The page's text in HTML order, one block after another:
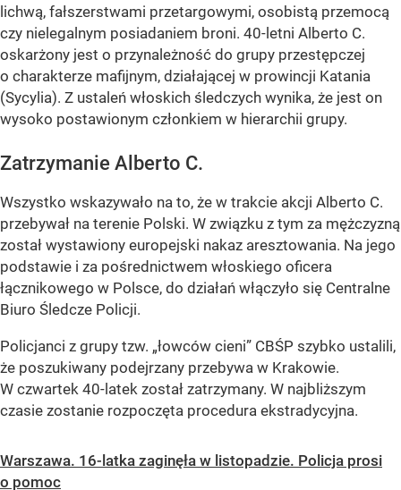
lichwą, fałszerstwami przetargowymi, osobistą przemocą
czy nielegalnym posiadaniem broni. 40-letni Alberto C.
oskarżony jest o przynależność do grupy przestępczej
o charakterze mafijnym, działającej w prowincji Katania
(Sycylia). Z ustaleń włoskich śledczych wynika, że jest on
wysoko postawionym członkiem w hierarchii grupy.
Zatrzymanie Alberto C.
Wszystko wskazywało na to, że w trakcie akcji Alberto C.
przebywał na terenie Polski. W związku z tym za mężczyzną
został wystawiony europejski nakaz aresztowania. Na jego
podstawie i za pośrednictwem włoskiego oficera
łącznikowego w Polsce, do działań włączyło się Centralne
Biuro Śledcze Policji.
Policjanci z grupy tzw. „łowców cieni” CBŚP szybko ustalili,
że poszukiwany podejrzany przebywa w Krakowie.
W czwartek 40-latek został zatrzymany. W najbliższym
czasie zostanie rozpoczęta procedura ekstradycyjna.
Warszawa. 16-latka zaginęła w listopadzie. Policja prosi
o pomoc